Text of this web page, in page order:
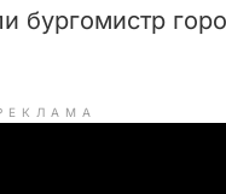
бургомистр